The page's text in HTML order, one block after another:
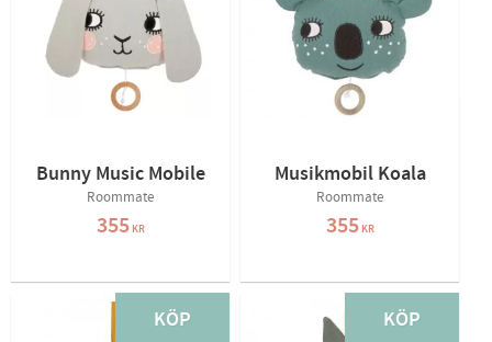
Bunny Music Mobile
Roommate
355KR
Musikmobil Koala
Roommate
355KR
KÖP KÖP